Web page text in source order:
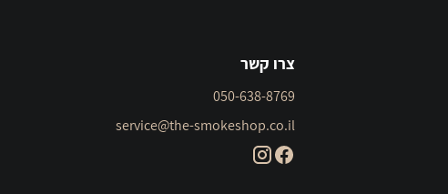
צרו קשר
050-638-8769
service@the-smokeshop.co.il